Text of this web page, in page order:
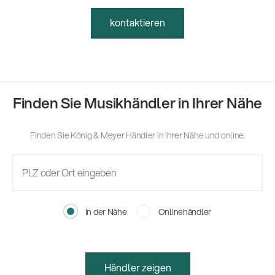
kontaktieren
Finden Sie Musikhändler in Ihrer Nähe
Finden Sie König & Meyer Händler in Ihrer Nähe und online.
In der Nähe Onlinehändler
Händler zeigen